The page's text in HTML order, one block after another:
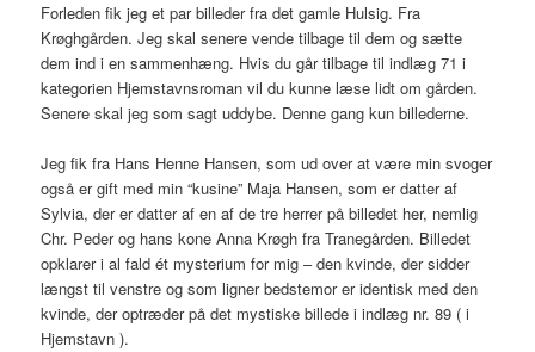
Forleden fik jeg et par billeder fra det gamle Hulsig. Fra
Krøghgården. Jeg skal senere vende tilbage til dem og sætte
dem ind i en sammenhæng. Hvis du går tilbage til indlæg 71 i
kategorien Hjemstavnsroman vil du kunne læse lidt om gården.
Senere skal jeg som sagt uddybe. Denne gang kun billederne.
Jeg fik fra Hans Henne Hansen, som ud over at være min svoger
også er gift med min “kusine” Maja Hansen, som er datter af
Sylvia, der er datter af en af de tre herrer på billedet her, nemlig
Chr. Peder og hans kone Anna Krøgh fra Tranegården. Billedet
opklarer i al fald ét mysterium for mig – den kvinde, der sidder
længst til venstre og som ligner bedstemor er identisk med den
kvinde, der optræder på det mystiske billede i indlæg nr. 89 ( i
Hjemstavn ).